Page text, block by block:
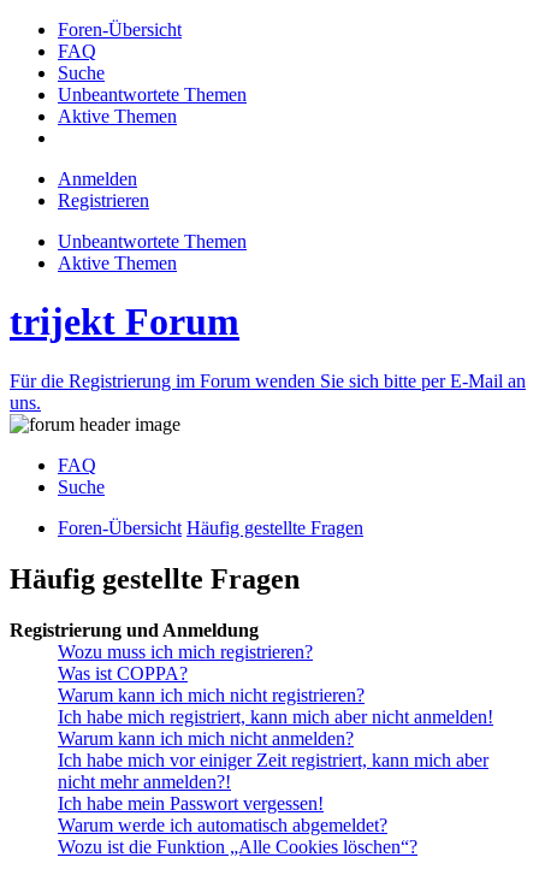
Foren-Übersicht
FAQ
Suche
Unbeantwortete Themen
Aktive Themen
Anmelden
Registrieren
Unbeantwortete Themen
Aktive Themen
trijekt Forum
Für die Registrierung im Forum wenden Sie sich bitte per E-Mail an
uns.
FAQ
Suche
Foren-Übersicht Häufig gestellte Fragen
Häufig gestellte Fragen
Registrierung und Anmeldung
Wozu muss ich mich registrieren?
Was ist COPPA?
Warum kann ich mich nicht registrieren?
Ich habe mich registriert, kann mich aber nicht anmelden!
Warum kann ich mich nicht anmelden?
Ich habe mich vor einiger Zeit registriert, kann mich aber
nicht mehr anmelden?!
Ich habe mein Passwort vergessen!
Warum werde ich automatisch abgemeldet?
Wozu ist die Funktion „Alle Cookies löschen“?